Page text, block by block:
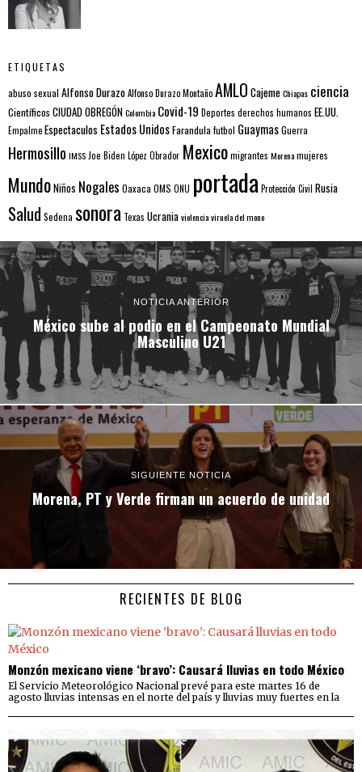
ETIQUETAS
abuso sexual Alfonso DurazoAlfonso Durazo MontañoAMLO CajemeChiapas ciencia
Científicos CIUDAD OBREGÓNColombia Covid-19 Deportes derechos humanos EE.UU.
EmpalmeEspectaculos Estados UnidosFarandula futbol GuaymasGuerra
Hermosillo IMSS Joe Biden López Obrador Mexicomigrantes Morenamujeres
MundoNiños Nogales Oaxaca OMS ONU portada Protección Civil Rusia
Salud Sedena sonora Texas Ucraniaviolenciaviruela del mono
NOTICIA ANTERIOR
México sube al podio en el Campeonato Mundial
Masculino U21
SIGUIENTE NOTICIA
Morena, PT y Verde firman un acuerdo de unidad
RECIENTES DE BLOG
Monzón mexicano viene ‘bravo’: Causará lluvias en todo México
El Servicio Meteorológico Nacional prevé para este martes 16 de
agosto lluvias intensas en el norte del país y lluvias muy fuertes en la